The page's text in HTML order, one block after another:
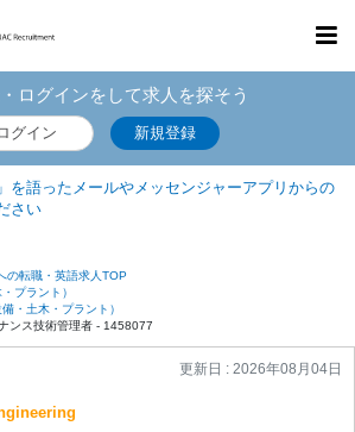
ログインをして求人を探そう
グイン 新規登録
を語ったメールやメッセンジャーアプリからの
さい
の転職・英語求人TOP
プラント）
・土木・プラント）
ンス技術管理者 - 1458077
更新日 : 2026年08月04日